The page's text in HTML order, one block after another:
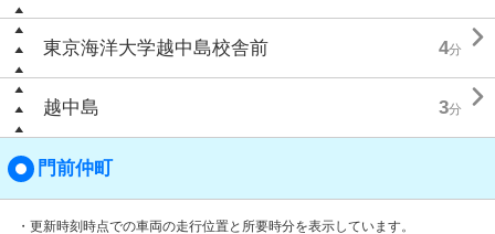
東京海洋大学越中島校舎前 4分 
越中島 3分 
門前仲町
・更新時刻時点での車両の走行位置と所要時分を表示しています。